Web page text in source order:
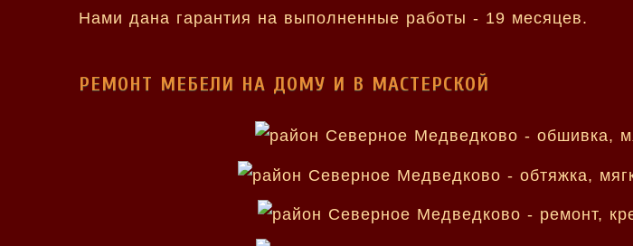
Нами дана гарантия на выполненные работы - 19 месяцев.
РЕМОНТ МЕБЕЛИ НА ДОМУ И В МАСТЕРСКОЙ